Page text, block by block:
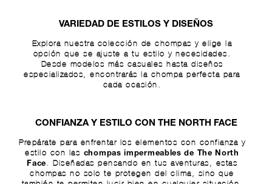
VARIEDAD DE ESTILOS Y DISEÑOS
Explora nuestra colección de chompas y elige la
opción que se ajuste a tu estilo y necesidades.
Desde modelos más casuales hasta diseños
especializados, encontrarás la chompa perfecta para
cada ocasión.
CONFIANZA Y ESTILO CON THE NORTH FACE
Prepárate para enfrentar los elementos con confianza y
estilo con las
chompas impermeables de The North
Face. Diseñadas pensando en tus aventuras, estas
chompas no solo te protegen del clima, sino que